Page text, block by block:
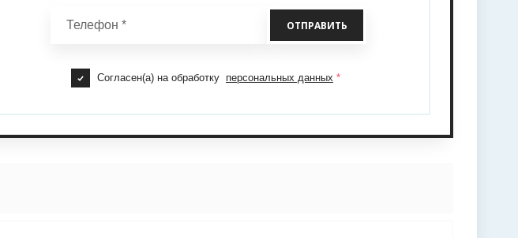
Согласен(а) на обработку персональных данных *
ОТПРАВИТЬ